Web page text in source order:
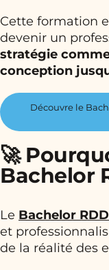
Cette formation
devenir un
stratégie
conception
Découvre le
🚀
Bachelor
Le Bachelor
et
de la réalité des